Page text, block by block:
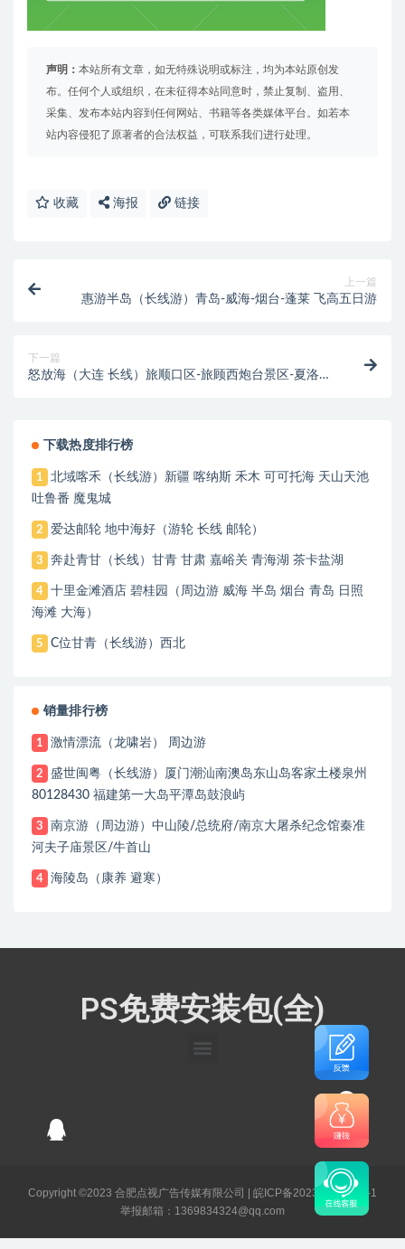
声明： 本站所有文章，如无特殊说明或标注，均为本站原创发
布。任何个人或组织，在未征得本站同意时，禁止复制、盗用、
采集、发布本站内容到任何网站、书籍等各类媒体平台。如若本
站内容侵犯了原著者的合法权益，可联系我们进行处理。
收藏 海报 链接
上一篇
惠游半岛（长线游）青岛-威海-烟台-蓬莱 飞高五日游
下一篇
怒放海（大连 长线）旅顺口区-旅顾西炮台景区-夏洛特
世界下载热度排行榜
1
北域喀禾（长线游）新疆 喀纳斯 禾木 可可托海 天山天池
吐鲁番 魔鬼城
2 爱达邮轮 地中海好（游轮 长线 邮轮）
3 奔赴青甘（长线）甘青 甘肃 嘉峪关 青海湖 茶卡盐湖
4
十里金滩酒店 碧桂园（周边游 威海 半岛 烟台 青岛 日照
海滩 大海）
5 C位甘青（长线游）西北
销量排行榜
1 激情漂流（龙啸岩） 周边游
2
盛世闽粤（长线游）厦门潮汕南澳岛东山岛客家土楼泉州
80128430 福建第一大岛平潭岛鼓浪屿
3
南京游（周边游）中山陵/总统府/南京大屠杀纪念馆秦准
河夫子庙景区/牛首山
4 海陵岛（康养 避寒）
PS免费安装包(全)
Copyright ©2023 合肥点视广告传媒有限公司 | 皖ICP备2023003141号-1
举报邮箱：1369834324@qq.com